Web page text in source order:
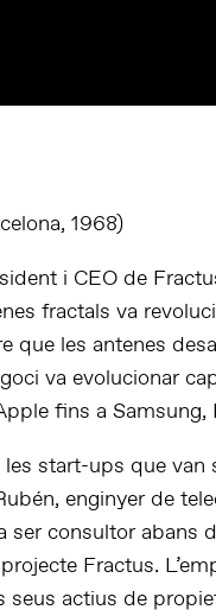
1968)
i CEO de
fractals va
que les antenes
va evolucionar
fins a
start-ups que
enginyer de
ser consultor abans
Fractus.
actius de